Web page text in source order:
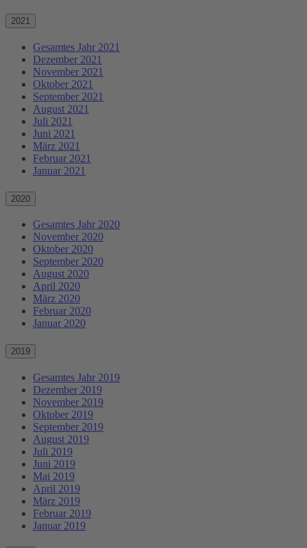
2021
Gesamtes Jahr 2021
Dezember 2021
November 2021
Oktober 2021
September 2021
August 2021
Juli 2021
Juni 2021
März 2021
Februar 2021
Januar 2021
2020
Gesamtes Jahr 2020
November 2020
Oktober 2020
September 2020
August 2020
April 2020
März 2020
Februar 2020
Januar 2020
2019
Gesamtes Jahr 2019
Dezember 2019
November 2019
Oktober 2019
September 2019
August 2019
Juli 2019
Juni 2019
Mai 2019
April 2019
März 2019
Februar 2019
Januar 2019